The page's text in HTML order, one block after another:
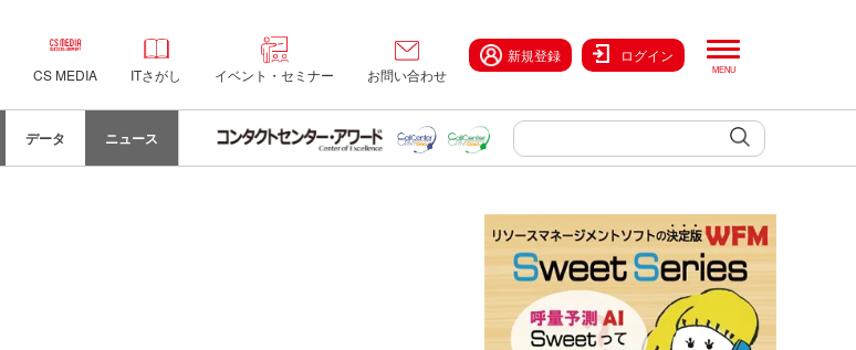
CS MEDIA ITさがし イベント・セミナー お問い合わせ
新規登録 ログイン
データ ニュース